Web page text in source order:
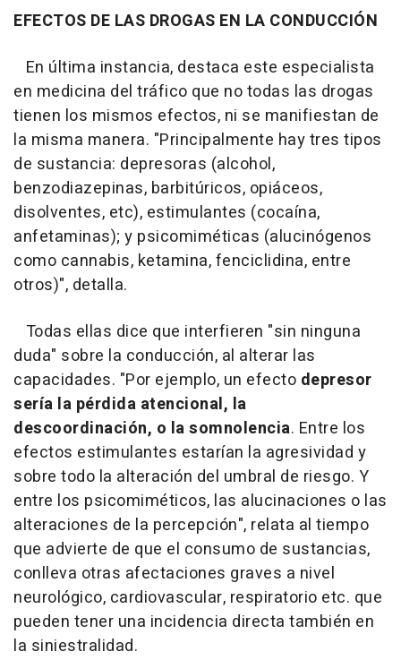
EFECTOS DE LAS DROGAS EN LA CONDUCCIÓN
En última instancia, destaca este especialista
en medicina del tráfico que no todas las drogas
tienen los mismos efectos, ni se manifiestan de
la misma manera. "Principalmente hay tres tipos
de sustancia: depresoras (alcohol,
benzodiazepinas, barbitúricos, opiáceos,
disolventes, etc), estimulantes (cocaína,
anfetaminas); y psicomiméticas (alucinógenos
como cannabis, ketamina, fenciclidina, entre
otros)", detalla.
Todas ellas dice que interfieren "sin ninguna
duda" sobre la conducción, al alterar las
capacidades. "Por ejemplo, un efecto depresor
sería la pérdida atencional, la
descoordinación, o la somnolencia. Entre los
efectos estimulantes estarían la agresividad y
sobre todo la alteración del umbral de riesgo. Y
entre los psicomiméticos, las alucinaciones o las
alteraciones de la percepción", relata al tiempo
que advierte de que el consumo de sustancias,
conlleva otras afectaciones graves a nivel
neurológico, cardiovascular, respiratorio etc. que
pueden tener una incidencia directa también en
la siniestralidad.